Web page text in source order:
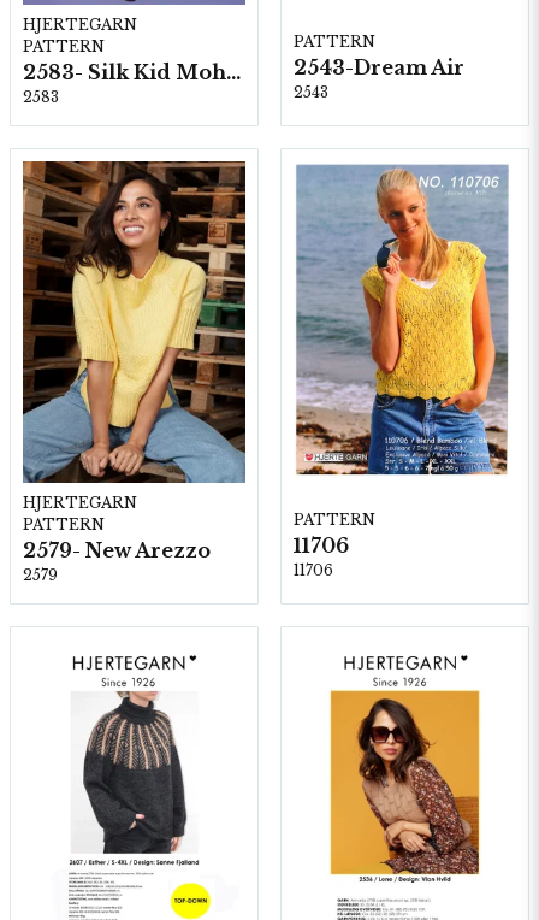
HJERTEGARN
PATTERN
2583- Silk Kid Mohair
2583
PATTERN
2543-Dream Air
2543
HJERTEGARN
PATTERN
2579- New Arezzo
2579
PATTERN
11706
11706